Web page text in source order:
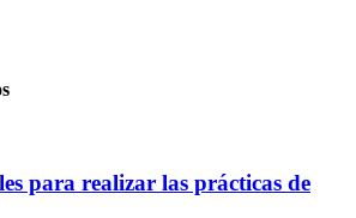
para realizar las prácticas de